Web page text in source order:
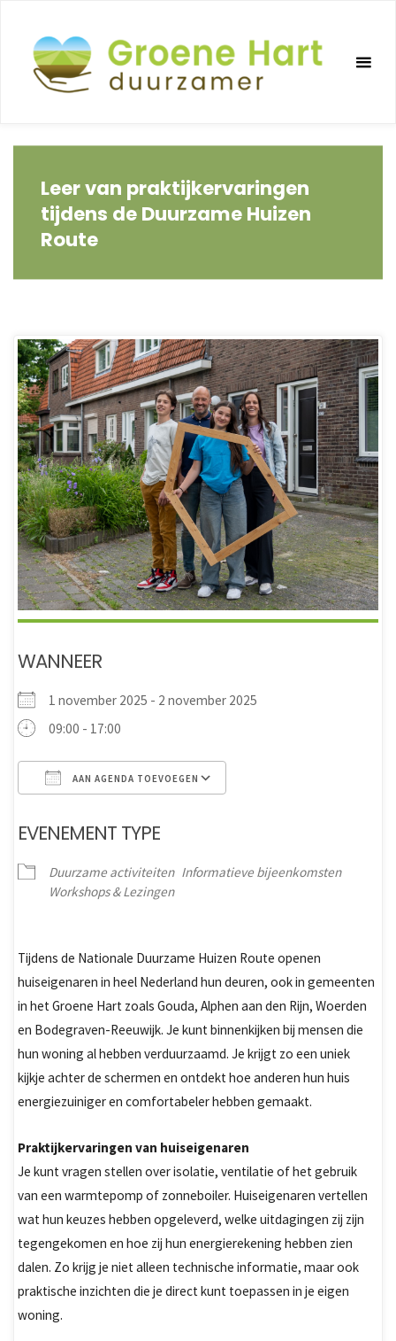
inhoud
Leer van praktijkervaringen
tijdens de Duurzame Huizen
Route
WANNEER
1 november 2025 - 2 november 2025
09:00 - 17:00
AAN AGENDA TOEVOEGEN
EVENEMENT TYPE
Duurzame activiteiten Informatieve bijeenkomsten
Workshops & Lezingen
Tijdens de Nationale Duurzame Huizen Route openen
huiseigenaren in heel Nederland hun deuren, ook in gemeenten
in het Groene Hart zoals Gouda, Alphen aan den Rijn, Woerden
en Bodegraven-Reeuwijk. Je kunt binnenkijken bij mensen die
hun woning al hebben verduurzaamd. Je krijgt zo een uniek
kijkje achter de schermen en ontdekt hoe anderen hun huis
energiezuiniger en comfortabeler hebben gemaakt.
Praktijkervaringen van huiseigenaren
Je kunt vragen stellen over isolatie, ventilatie of het gebruik
van een warmtepomp of zonneboiler. Huiseigenaren vertellen
wat hun keuzes hebben opgeleverd, welke uitdagingen zij zijn
tegengekomen en hoe zij hun energierekening hebben zien
dalen. Zo krijg je niet alleen technische informatie, maar ook
praktische inzichten die je direct kunt toepassen in je eigen
woning.